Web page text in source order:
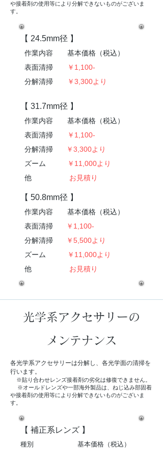
や接着剤の使用等により分解できないものがございま
す。
【 24.5mm径 】
​作業内容 基本価格（税込）
表面清掃
￥1,100-
分解清掃
￥3,300より
【 31.7mm径 】
​作業内容 基本価格（税込）
表面清掃
￥1,100-
分解清掃
￥3,300より
ズーム
￥11,000より
他
お見積り
【 50.8mm径 】
​作業内容 基本価格（税込）
表面清掃
￥1,100-
分解清掃
￥5,500より
ズーム
￥11,000より
他
お見積り
光学系アクセサリーの
メンテナンス
各光学系アクセサリーは分解し、各光学面の清掃を
行います。
※貼り合わせレンズ接着剤の劣化は修復できません。
※オールドレンズや一部海外製品は、ねじ込み部固着
や接着剤の使用等により分解できないものがございま
す。
【 補正系レンズ 】
​種別 基本価格（税込）